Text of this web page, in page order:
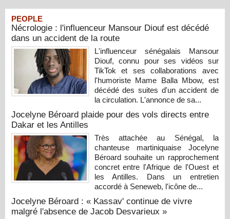
PEOPLE
Nécrologie : l'influenceur Mansour Diouf est décédé
dans un accident de la route
L'influenceur sénégalais Mansour
Diouf, connu pour ses vidéos sur
TikTok et ses collaborations avec
l'humoriste Mame Balla Mbow, est
décédé des suites d'un accident de
la circulation. L'annonce de sa...
Jocelyne Béroard plaide pour des vols directs entre
Dakar et les Antilles
Très attachée au Sénégal, la
chanteuse martiniquaise Jocelyne
Béroard souhaite un rapprochement
concret entre l'Afrique de l'Ouest et
les Antilles. Dans un entretien
accordé à Seneweb, l'icône de...
Jocelyne Béroard : « Kassav' continue de vivre
malgré l'absence de Jacob Desvarieux »